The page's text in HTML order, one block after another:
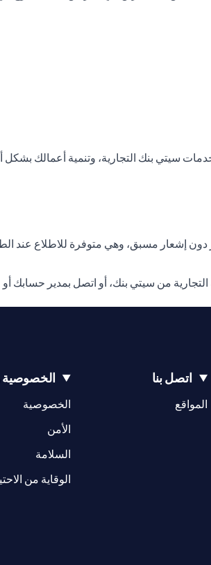
إشعار مسبق، وهي متوفرة للاطلاع عند
من سيتي بنك، أو اتصل بمدير حسابك
اتصل بنا
المواقع
(opens in a new tab)
الخصوصية
الخصوصية
الأمن
السلامة
الوقاية من